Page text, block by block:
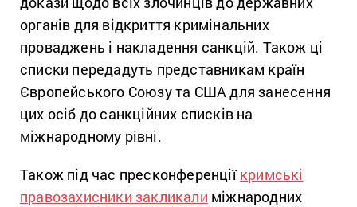
органів для відкриття кримінальних
проваджень і накладення санкцій. Також ці
списки передадуть представникам країн
Європейського Союзу та США для занесення
цих осіб до санкційних списків на
міжнародному рівні.
Також під час пресконференціїкримські
правозахисники закликали міжнародних